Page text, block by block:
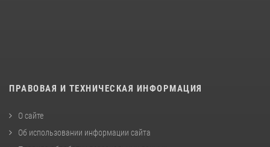
ПРАВОВАЯ И ТЕХНИЧЕСКАЯ ИНФОРМАЦИЯ
О сайте
Об использовании информации сайта